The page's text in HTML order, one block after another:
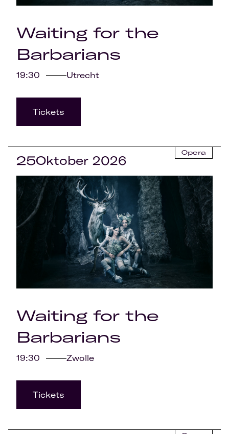
Waiting for the
Barbarians
19:30 Utrecht
Tickets
25Oktober 2026
Opera
Waiting for the
Barbarians
19:30 Zwolle
Tickets